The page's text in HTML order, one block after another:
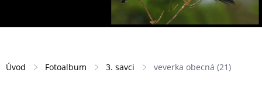
Úvod Fotoalbum 3. savci veverka obecná (21)